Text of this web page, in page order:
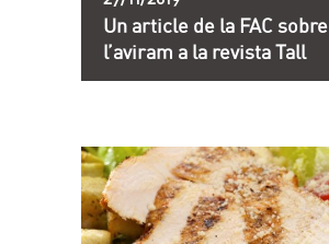
Un article de la FAC sobre
l’aviram a la revista Tall